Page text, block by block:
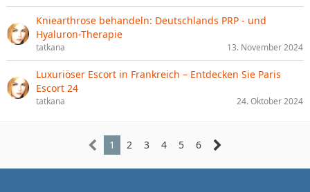
Kniearthrose behandeln: Deutschlands PRP - und
Hyaluron-Therapie
tatkana 13. November 2024
Luxuriöser Escort in Frankreich – Entdecken Sie Paris
Escort 24
tatkana 24. Oktober 2024
1 2 3 4 5 6